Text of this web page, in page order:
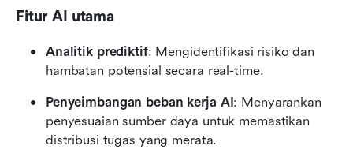
Fitur AI utama
Analitik prediktif: Mengidentifikasi risiko dan
hambatan potensial secara real-time.
Penyeimbangan beban kerja AI : Menyarankan
penyesuaian sumber daya untuk memastikan
distribusi tugas yang merata.